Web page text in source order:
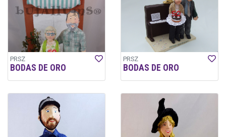
PRSZ
BODAS DE ORO
PRSZ
BODAS DE ORO